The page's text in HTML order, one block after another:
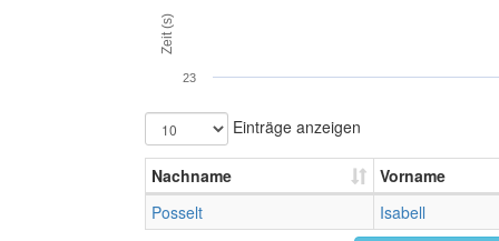
Zeit (s)
23
Einträge anzeigen
Nachname
Vorname
Posselt
Isabell